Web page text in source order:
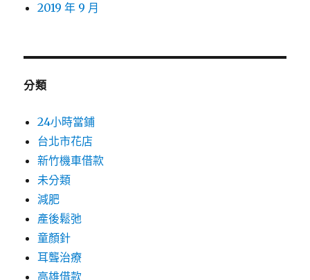
2019 年 9 月
分類
24小時當鋪
台北市花店
新竹機車借款
未分類
減肥
產後鬆弛
童顏針
耳聾治療
高雄借款